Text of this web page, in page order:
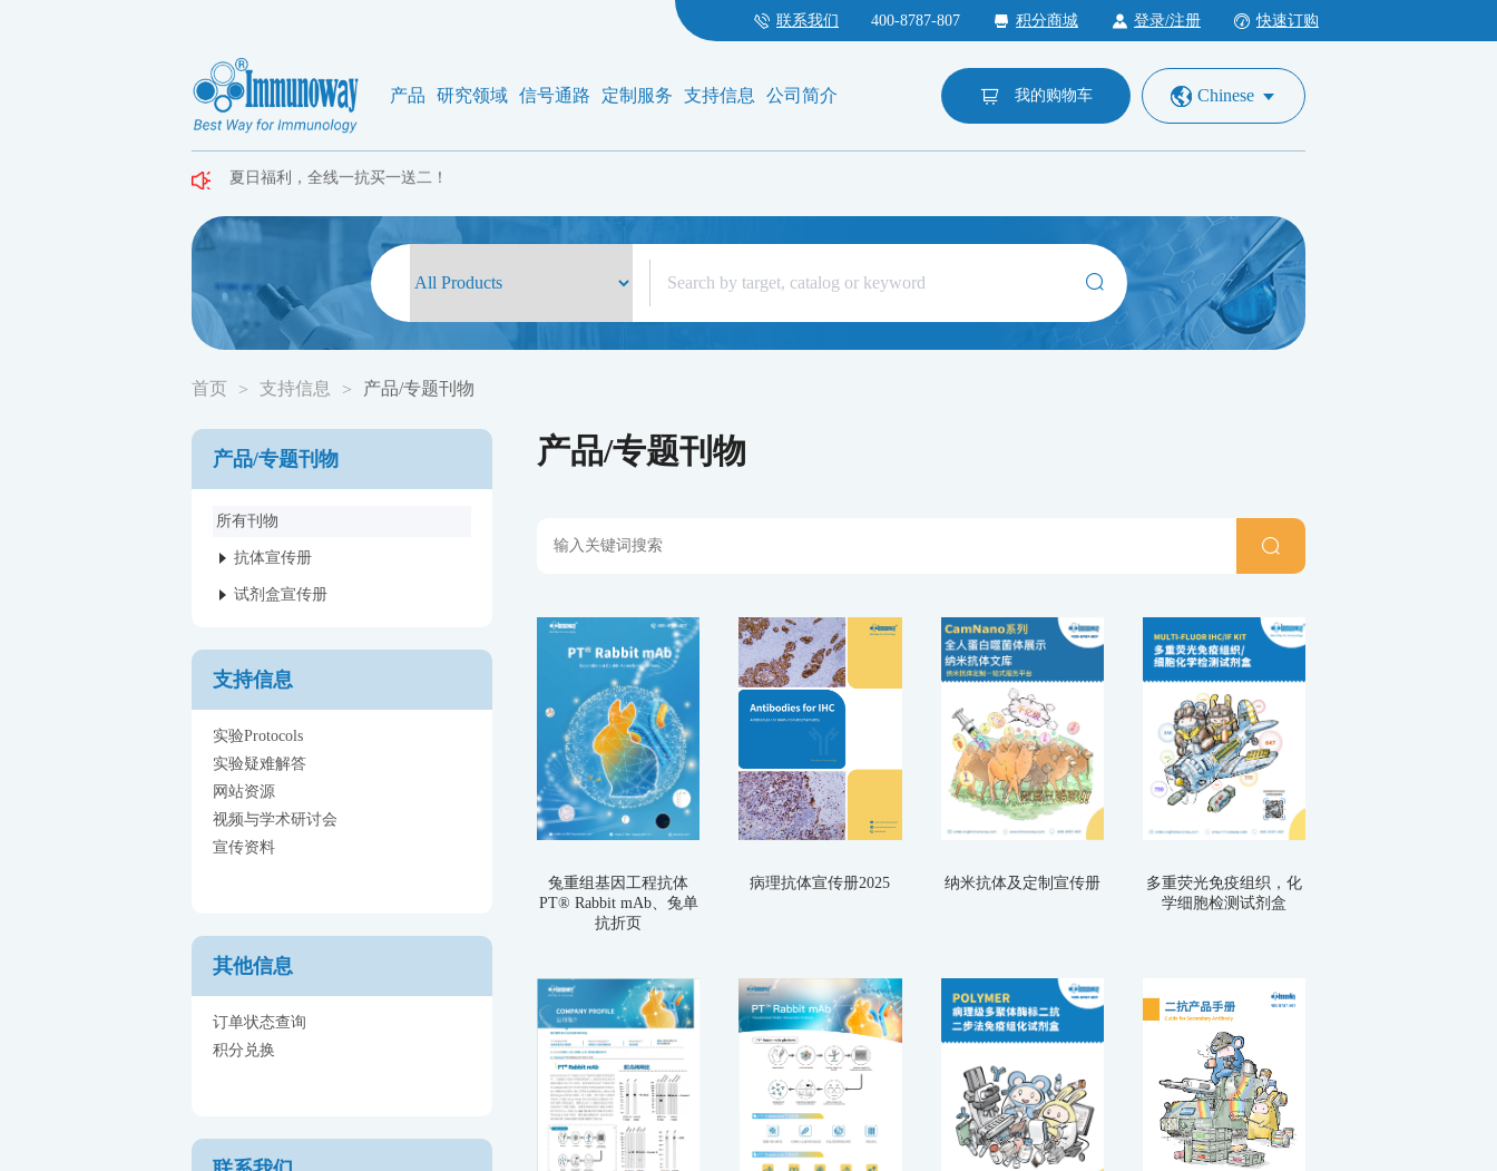
联系我们 400-8787-807 积分商城 登录/注册 快速订购
产品 研究领域 信号通路 定制服务 支持信息 公司简介 我的购物车 Chinese
夏日福利，全线一抗买一送二！
夏日福利，全线一抗买一送二！
夏日福利，全线一抗买一送二！
首页 > 支持信息 > 产品/专题刊物
产品/专题刊物
所有刊物
抗体宣传册
试剂盒宣传册
支持信息
实验Protocols
实验疑难解答
网站资源
视频与学术研讨会
宣传资料
其他信息
订单状态查询
积分兑换
产品/专题刊物
兔重组基因工程抗体
PT® Rabbit mAb、兔单
抗折页
病理抗体宣传册2025 纳米抗体及定制宣传册
多重荧光免疫组织，化
学细胞检测试剂盒